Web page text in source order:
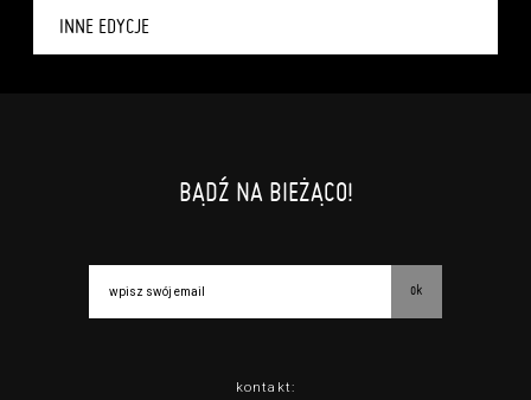
INNE EDYCJE
BĄDŹ NA BIEŻĄCO!
ok
kontakt: